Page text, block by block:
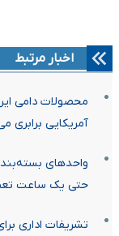
اخبار مرتبط
محصولات دامی
آمریکایی برابری
واحدهای
حتی یک ساعت
تشریفات اداری